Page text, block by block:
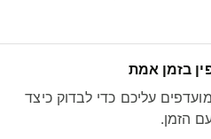
בזמן אמת
עליכם כדי לבדוק כיצד